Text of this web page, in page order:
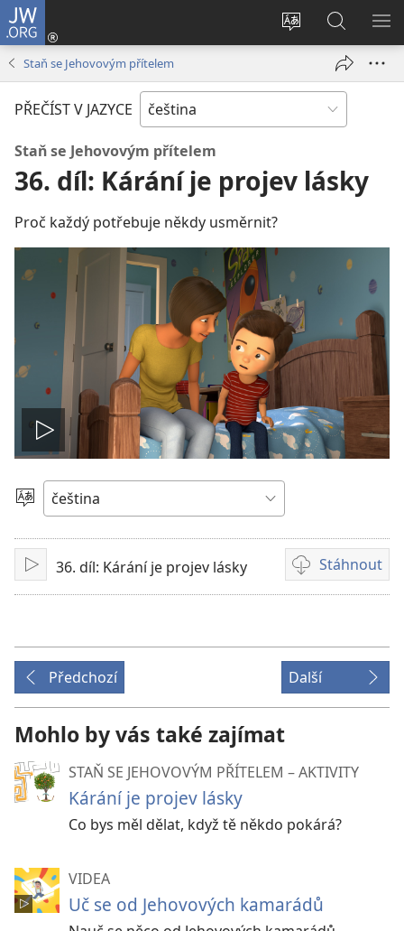
JW.ORG
Změnit
stránek
Přihlásit
se
okno)
Hledat
na
JW.ORG
Staň se Jehovovým přítelem
PŘEČÍST V JAZYCE
Staň se Jehovovým přítelem
36. díl: Kárání je projev lásky
Proč každý potřebuje někdy usměrnit?
Přehrát
video
Vyberte
jazyk
Přehrát36. díl: Kárání je projev lásky Stáhnout
Formáty
videonahrávek
Předchozí
Další
Mohlo by vás také zajímat
STAŇ SE JEHOVOVÝM PŘÍTELEM – AKTIVITY
Kárání je projev lásky
Co bys měl dělat, když tě někdo pokárá?
VIDEA
Uč se od Jehovových kamarádů